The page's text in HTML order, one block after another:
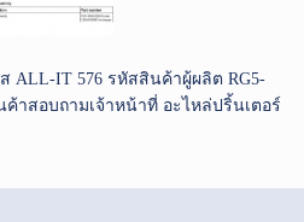
ส ALL-IT 576 รหัสสินค้าผู้ผลิต RG5-
นค้าสอบถามเจ้าหน้าที่ อะไหล่ปริ้นเตอร์